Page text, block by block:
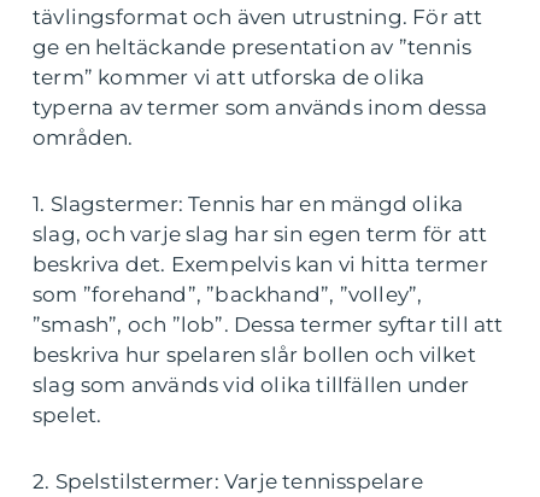
tävlingsformat och även utrustning. För att
ge en heltäckande presentation av ”tennis
term” kommer vi att utforska de olika
typerna av termer som används inom dessa
områden.
1. Slagstermer: Tennis har en mängd olika
slag, och varje slag har sin egen term för att
beskriva det. Exempelvis kan vi hitta termer
som ”forehand”, ”backhand”, ”volley”,
”smash”, och ”lob”. Dessa termer syftar till att
beskriva hur spelaren slår bollen och vilket
slag som används vid olika tillfällen under
spelet.
2. Spelstilstermer: Varje tennisspelare